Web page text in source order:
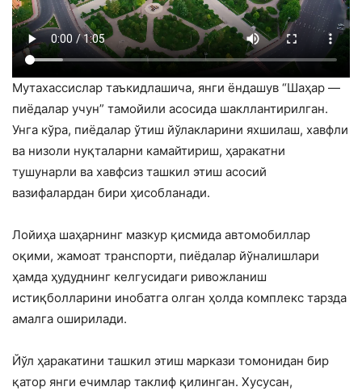
Мутахассислар таъкидлашича, янги ёндашув “Шаҳар —
пиёдалар учун” тамойили асосида шакллантирилган.
Унга кўра, пиёдалар ўтиш йўлакларини яхшилаш, хавфли
ва низоли нуқталарни камайтириш, ҳаракатни
тушунарли ва хавфсиз ташкил этиш асосий
вазифалардан бири ҳисобланади.
Лойиҳа шаҳарнинг мазкур қисмида автомобиллар
оқими, жамоат транспорти, пиёдалар йўналишлари
ҳамда ҳудуднинг келгусидаги ривожланиш
истиқболларини инобатга олган ҳолда комплекс тарзда
амалга оширилади.
Йўл ҳаракатини ташкил этиш маркази томонидан бир
қатор янги ечимлар таклиф қилинган. Хусусан,